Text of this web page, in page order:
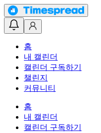
홈
내 캘린더
캘린더 구독하기
챌린지
커뮤니티
홈
내 캘린더
캘린더 구독하기